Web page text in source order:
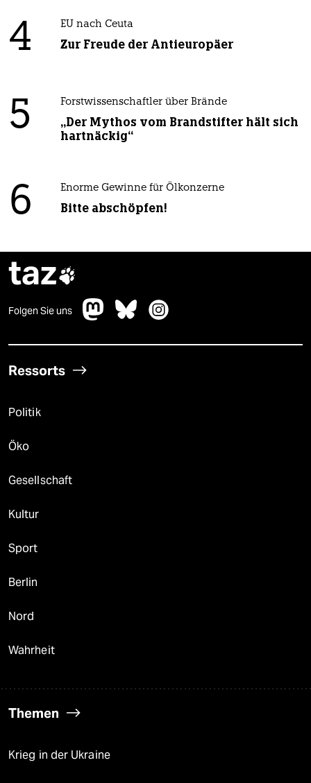
4 EU nach Ceuta
Zur Freude der Antieuropäer
5 Forstwissenschaftler über Brände
„Der Mythos vom Brandstifter hält sich
hartnäckig“
6 Enorme Gewinne für Ölkonzerne
Bitte abschöpfen!
taz
Folgen Sie uns
Ressorts
Politik
Öko
Gesellschaft
Kultur
Sport
Berlin
Nord
Wahrheit
Themen
Krieg in der Ukraine